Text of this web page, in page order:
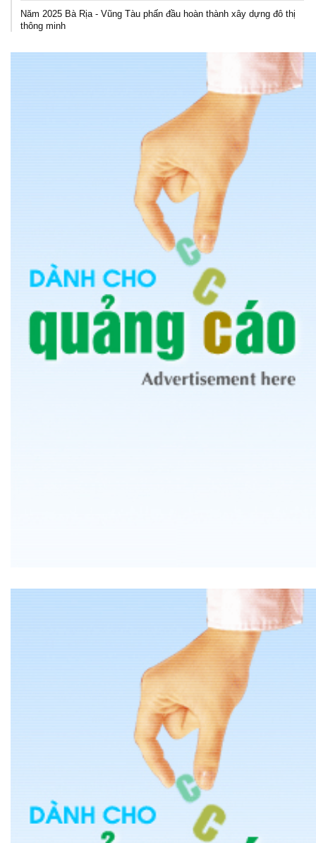
Năm 2025 Bà Rịa - Vũng Tàu phấn đầu hoàn thành xây dựng đô thị
thông minh